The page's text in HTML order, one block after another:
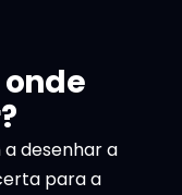
a desenhar a
para a